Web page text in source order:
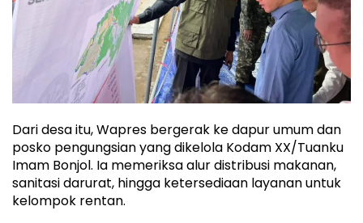
Dari desa itu, Wapres bergerak ke dapur umum dan
posko pengungsian yang dikelola Kodam XX/Tuanku
Imam Bonjol. Ia memeriksa alur distribusi makanan,
sanitasi darurat, hingga ketersediaan layanan untuk
kelompok rentan.